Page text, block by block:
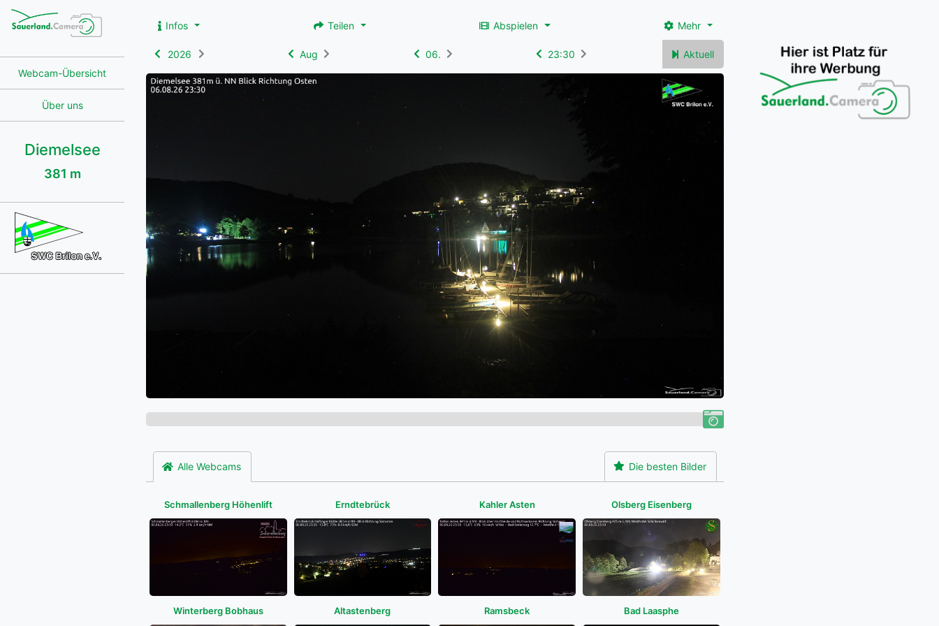
Webcam-Übersicht
Über uns
Diemelsee
381 m
Infos Teilen Abspielen Mehr
2026 Aug 06. 23:30 Aktuell
Alle Webcams Die besten Bilder
Schmallenberg Höhenlift Erndtebrück Kahler Asten Olsberg Eisenberg
Winterberg Bobhaus Altastenberg Ramsbeck Bad Laasphe